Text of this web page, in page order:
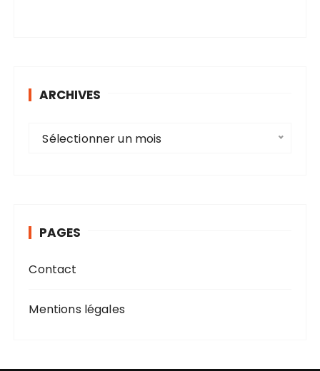
ARCHIVES
e
Sélectionner un mois
PAGES
Contact
Mentions légales